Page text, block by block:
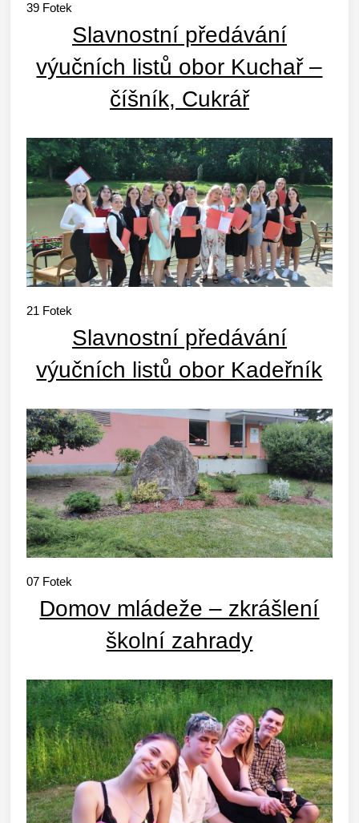
39 Fotek
Slavnostní předávání
výučních listů obor Kuchař –
číšník, Cukrář
21 Fotek
Slavnostní předávání
výučních listů obor Kadeřník
07 Fotek
Domov mládeže – zkrášlení
školní zahrady